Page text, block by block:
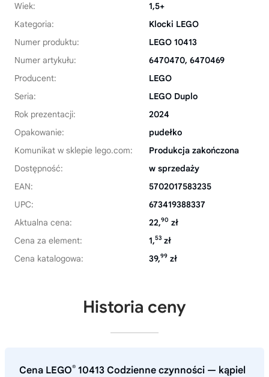
Wiek:
1,5+
Kategoria:
Klocki LEGO
Numer produktu:
LEGO 10413
Numer artykułu:
6470470, 6470469
Producent:
LEGO
Seria:
LEGO Duplo
Rok prezentacji:
2024
Opakowanie:
pudełko
Komunikat w sklepie lego.com:
Produkcja zakończona
Dostępność:
w sprzedaży
EAN:
5702017583235
UPC:
673419388337
Aktualna cena:
22,90 zł
Cena za element:
1,53 zł
Cena katalogowa:
39,99 zł
Historia ceny
Cena LEGO® 10413 Codzienne czynności — kąpiel